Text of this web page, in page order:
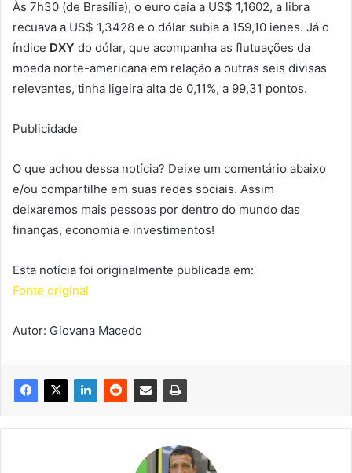
Às 7h30 (de Brasília), o euro caía a US$ 1,1602, a libra
recuava a US$ 1,3428 e o dólar subia a 159,10 ienes. Já o
índice DXY do dólar, que acompanha as flutuações da
moeda norte-americana em relação a outras seis divisas
relevantes, tinha ligeira alta de 0,11%, a 99,31 pontos.
Publicidade
O que achou dessa notícia? Deixe um comentário abaixo
e/ou compartilhe em suas redes sociais. Assim
deixaremos mais pessoas por dentro do mundo das
finanças, economia e investimentos!
Esta notícia foi originalmente publicada em:
Fonte original
Autor: Giovana Macedo